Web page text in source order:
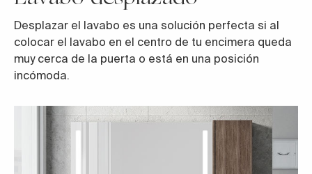
Desplazar el lavabo es una solución perfecta si al
colocar el lavabo en el centro de tu encimera queda
muy cerca de la puerta o está en una posición
incómoda.